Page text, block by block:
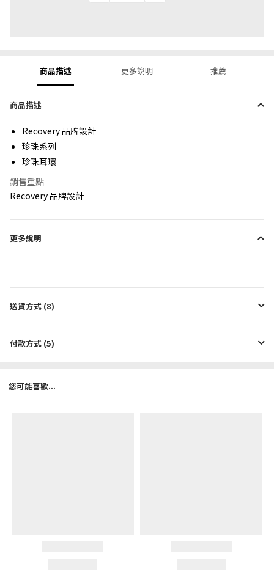
商品描述 更多說明 推薦
商品描述
Recovery 品牌設計
珍珠系列
珍珠耳環
銷售重點
Recovery 品牌設計
更多說明
送貨方式 (8)
付款方式 (5)
您可能喜歡...